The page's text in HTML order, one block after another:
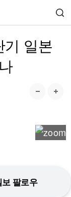
기 일본
팔로우